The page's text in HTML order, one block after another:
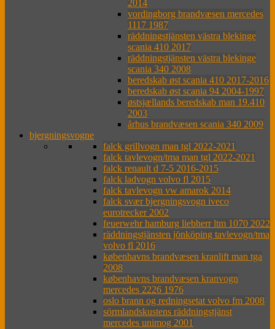
2014
vordingborg brandvæsen mercedes
1117 1987
räddningstjänsten västra blekinge
scania 410 2017
räddningstjänsten västra blekinge
scania 340 2008
beredskab øst scania 410 2017-2016
beredskab øst scania 94 2004-1997
østsjællands beredskab man 19.410
2003
århus brandvæsen scania 340 2009
bjergningsvogne
falck grillvogn man tgl 2022-2021
falck tavlevogn/tma man tgl 2022-2021
falck renault d 7-5 2016-2015
falck ladvogn volvo fl 2015
falck tavlevogn vw amarok 2014
falck svær bjergningsvogn iveco
eurotrecker 2002
feuerwehr hamburg liebherr ltm 1070 2022
räddningstjänsten jönköping tavlevogn/tma
volvo fl 2016
københavns brandvæsen kranlift man tga
2008
københavns brandvæsen kranvogn
mercedes 2226 1976
oslo brann og redningsetat volvo fm 2008
sörmlandskustens räddningstjänst
mercedes unimog 2001